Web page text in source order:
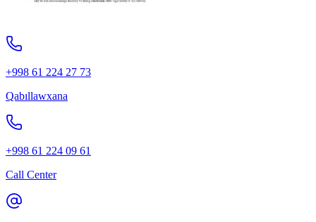
+998 61 224 27 73
Qabıllawxana
+998 61 224 09 61
Call Center